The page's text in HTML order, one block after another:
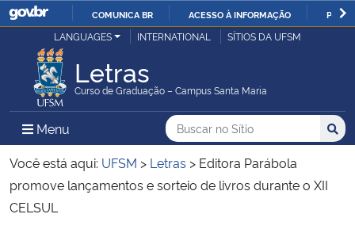
IR
COMUNICA BR ACESSO À INFORMAÇÃO
Ministério da Justiça e Segurança Pública
Ministério da Defesa
Ministério das Relações Exteriores
Ministério da Economia
LANGUAGES INTERNATIONAL SÍTIOS DA UFSM
Letras
Curso de Graduação – Campus Santa Maria
Menu Menu Principal do Sítio
Busca
Buscar no no Sítio
Busca:
Você está aqui: UFSM > Letras > Editora Parábola
promove lançamentos e sorteio de livros durante o XII
CELSUL